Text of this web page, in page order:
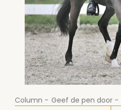
Column - Geef de pen door -